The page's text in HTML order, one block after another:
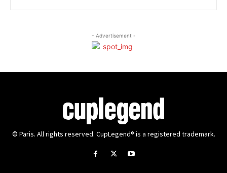
- Advertisement -
© Paris. All rights reserved. CupLegend® is a registered trademark.